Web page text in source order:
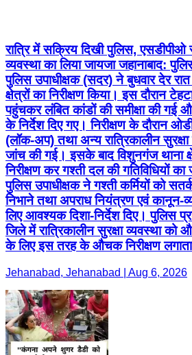
रात्रि में सक्रिय दिखी पुलिस, एसडीपीओ
व्यवस्था का लिया जायजा जहानाबाद:
पुलिस उपाधीक्षक (सदर) ने बुधवार देर
क्षेत्रों का निरीक्षण किया। इस दौरान
पहुंचकर लंबित कांडों की समीक्षा की गई
के निर्देश दिए गए। निरीक्षण के दौरान
(लॉक-अप) तथा अन्य रात्रिकालीन
जांच की गई। इसके बाद विशुनगंज थाना
निरीक्षण कर गश्ती दल की गतिविधियों का
पुलिस उपाधीक्षक ने गश्ती कर्मियों को
निभाने तथा अपराध नियंत्रण एवं कानून-
लिए आवश्यक दिशा-निर्देश दिए। पुलिस
जिले में रात्रिकालीन सुरक्षा व्यवस्था को
के लिए इस तरह के औचक निरीक्षण
Jehanabad, Jehanabad | Aug 6, 2026